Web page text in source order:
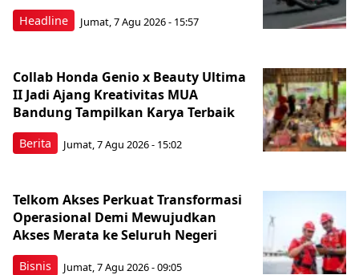
Headline Jumat, 7 Agu 2026 - 15:57
Berita
Collab Honda Genio x Beauty Ultima
II Jadi Ajang Kreativitas MUA
Bandung Tampilkan Karya Terbaik
Jumat, 7 Agu 2026 - 15:02
Bisnis
Telkom Akses Perkuat Transformasi
Operasional Demi Mewujudkan
Akses Merata ke Seluruh Negeri
Jumat, 7 Agu 2026 - 09:05